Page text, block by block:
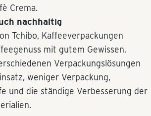
Crema.
nachhaltig
Tchibo, Kaffeeverpackungen
mit gutem Gewissen.
Verpackungslösungen
weniger Verpackung,
und die ständige Verbesserung der